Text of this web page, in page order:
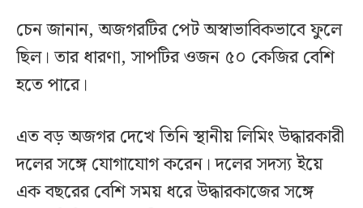
চেন জানান, অজগরটির পেট অস্বাভাবিকভাবে ফুলে
ছিল। তার ধারণা, সাপটির ওজন ৫০ কেজির বেশি
হতে পারে।
এত বড় অজগর দেখে তিনি স্থানীয় লিমিং উদ্ধারকারী
দলের সঙ্গে যোগাযোগ করেন। দলের সদস্য ইয়ে
এক বছরের বেশি সময় ধরে উদ্ধারকাজের সঙ্গে